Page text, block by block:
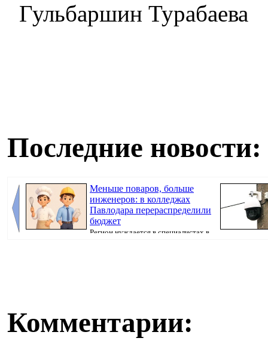
Гульбаршин Турабаева
Последние новости:
Меньше поваров, больше
инженеров: в колледжах
Павлодара перераспределили
бюджет
Регион нуждается в специалистах в
Комментарии: